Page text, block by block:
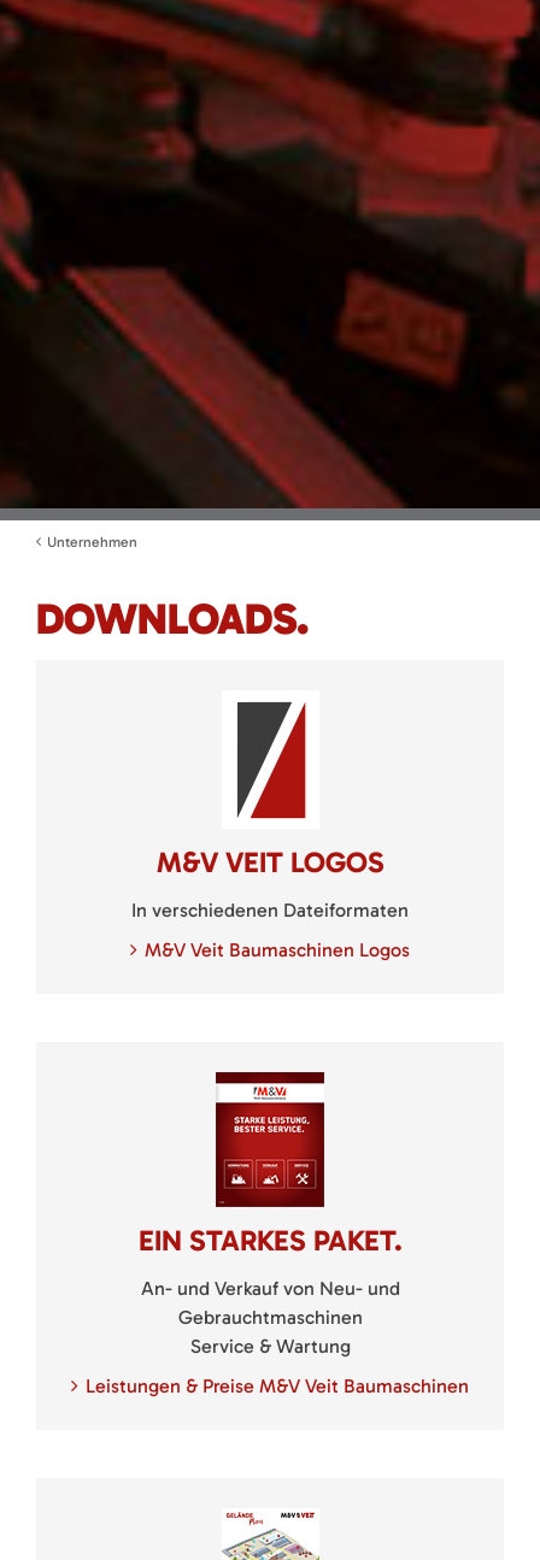
Unternehmen
DOWNLOADS.
M&V VEIT LOGOS
In verschiedenen Dateiformaten
M&V Veit Baumaschinen Logos
EIN STARKES PAKET.
An- und Verkauf von Neu- und
Gebrauchtmaschinen
Service & Wartung
Leistungen & Preise M&V Veit Baumaschinen